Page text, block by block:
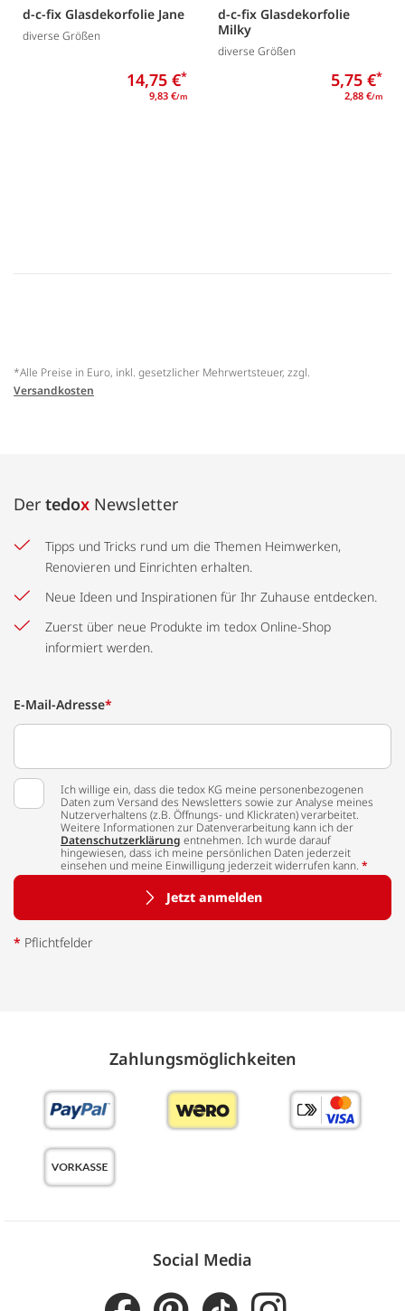
d-c-fix Glasdekorfolie Jane
diverse Größen
14,75 €*
9,83 €/m
d-c-fix Glasdekorfolie
Milky
diverse Größen
5,75 €*
2,88 €/m
*Alle Preise in Euro, inkl. gesetzlicher Mehrwertsteuer, zzgl.
Versandkosten
Der tedox Newsletter
Tipps und Tricks rund um die Themen Heimwerken,
Renovieren und Einrichten erhalten.
Neue Ideen und Inspirationen für Ihr Zuhause entdecken.
Zuerst über neue Produkte im tedox Online-Shop
informiert werden.
E-Mail-Adresse*
Ich willige ein, dass die tedox KG meine personenbezogenen
Daten zum Versand des Newsletters sowie zur Analyse meines
Nutzerverhaltens (z.B. Öffnungs- und Klickraten) verarbeitet.
Weitere Informationen zur Datenverarbeitung kann ich der
Datenschutzerklärung entnehmen. Ich wurde darauf
hingewiesen, dass ich meine persönlichen Daten jederzeit
einsehen und meine Einwilligung jederzeit widerrufen kann. *
Jetzt anmelden
* Pflichtfelder
Zahlungs­möglich­keiten
Social Media